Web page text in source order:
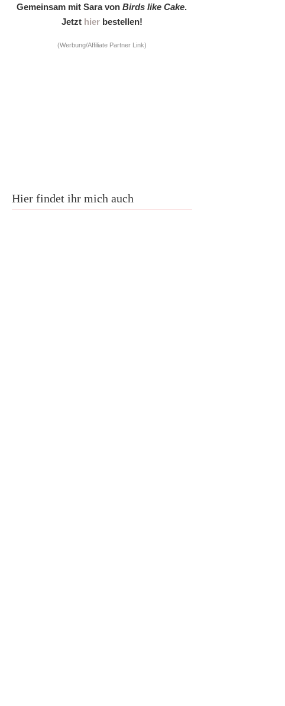
Gemeinsam mit Sara vonBirds like Cake.
Jetzt hierbestellen!
(Werbung/Affiliate Partner Link)
Hier findet ihr mich auch